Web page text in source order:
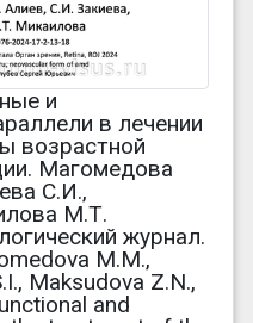
и
в лечении
возрастной
Магомедова
С.И.,
М.Т.
журнал.
M.M.,
Maksudova Z.N.,
and